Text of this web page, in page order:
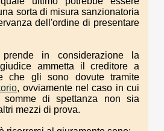
sorta di misura sanzionatoria
dell'ordine di presentare
in considerazione la
ammetta il creditore a
che gli sono dovute tramite
, ovviamente nel caso in cui
somme di spettanza non sia
mezzi di prova.